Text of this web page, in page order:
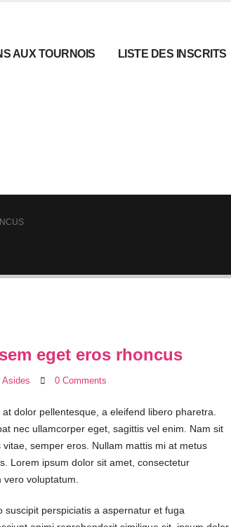
AUX TOURNOIS LISTE DES INSCRITS
eget eros rhoncus
Asides 0 Comments
dolor pellentesque, a eleifend libero pharetra.
nec ullamcorper eget, sagittis vel enim. Nam sit
semper eros. Nullam mattis mi at metus
Lorem ipsum dolor sit amet, consectetur
voluptatum.
suscipit perspiciatis a aspernatur et fuga